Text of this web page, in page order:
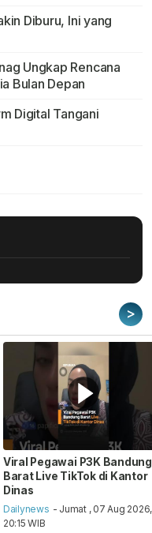
Diburu, Ini yang
Ungkap Rencana
Bulan Depan
Digital Tangani
>
Viral Pegawai P3K Bandung
Barat Live TikTok di Kantor
Dinas
Dailynews - Jumat , 07 Aug 2026,
20:15 WIB